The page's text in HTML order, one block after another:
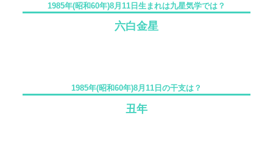
1985年(昭和60年)8月11日生まれは九星気学では？
六白金星
1985年(昭和60年)8月11日の干支は？
丑年